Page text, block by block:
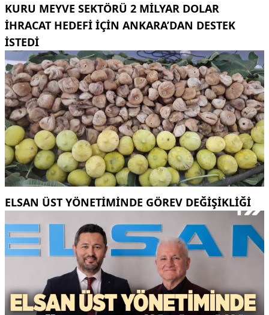
KURU MEYVE SEKTÖRÜ 2 MILYAR DOLAR
IHRACAT HEDEFI IÇIN ANKARA’DAN DESTEK
ISTEDI
ELSAN ÜST YÖNETIMINDE GÖREV DEĞIŞIKLIĞI